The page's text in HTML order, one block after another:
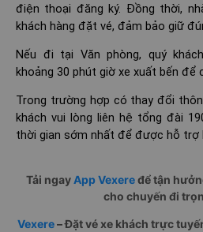
điện thoại đăng ký. Đồng thời,
khách hàng đặt vé, đảm bảo giữ
Nếu đi tại Văn phòng, quý
khoảng 30 phút giờ xe xuất bến để
Trong trường hợp có thay đổi
khách vui lòng liên hệ tổng đài
thời gian sớm nhất để được hỗ trợ
Tải ngay App Vexeređể tận
cho chuyến đi
Vexere– Đặt vé xe khách trực